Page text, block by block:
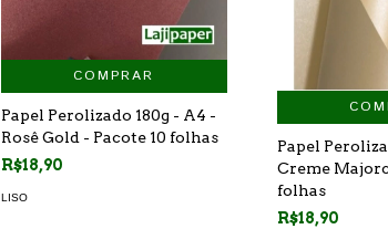
COMPRAR
Papel Perolizado 180g - A4 -
Rosê Gold - Pacote 10 folhas
R$18,90
LISO
Papel
Creme
folhas
R$18,90